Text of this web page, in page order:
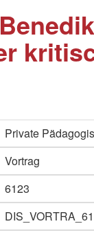
Private
Vortrag
6123